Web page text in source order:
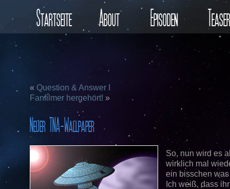
Startseite About Episoden Teaser
« Question & Answer I
Fanfilmer hergehört! »
Neuer TNA-Wallpaper
So, nun wird es
wirklich mal
ein bisschen
Ich weiß, dass